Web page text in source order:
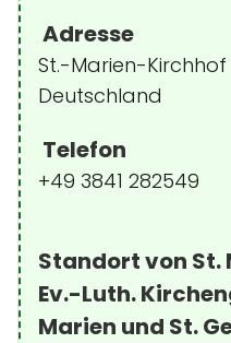
Adresse
St.-Marien-Kirchhof
Deutschland
Telefon
+49 3841 282549
Standort von St.
Ev.-Luth.
Marien und St.